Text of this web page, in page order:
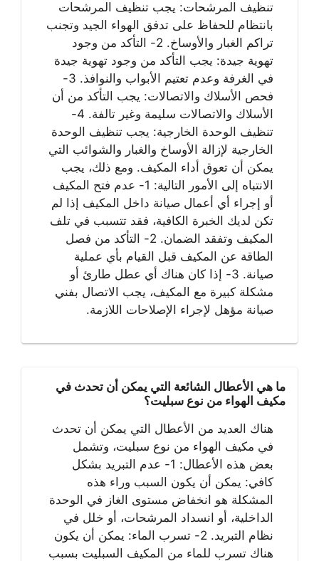
تنظيف المرشحات: يجب تنظيف المرشحات
بانتظام للحفاظ على تدفق الهواء الجيد وتجنب
تراكم الغبار والأوساخ. 2- التأكد من وجود
تهوية جيدة: يجب التأكد من وجود تهوية جيدة
في الغرفة وعدم تعتيم الأبواب والنوافذ. 3-
فحص الأسلاك والاتصالات: يجب التأكد من أن
الأسلاك والاتصالات سليمة وغير تالفة. 4-
تنظيف الوحدة الخارجية: يجب تنظيف الوحدة
الخارجية لإزالة الأوساخ والغبار والشوائب التي
يمكن أن تعوق أداء المكيف. ومع ذلك، يجب
الانتباه إلى الأمور التالية: 1- عدم فتح المكيف
أو إجراء أي أعمال صيانة داخل المكيف إذا لم
تكن لديك الخبرة الكافية، فقد تتسبب في تلف
المكيف وتفقد الضمان. 2- التأكد من فصل
الطاقة عن المكيف قبل القيام بأي عملية
صيانة. 3- إذا كان هناك أي عطل طارئ أو
مشكلة كبيرة مع المكيف، يجب الاتصال بفني
صيانة مؤهل لإجراء الإصلاحات اللازمة.
ما هي الأعطال الشائعة التي يمكن أن تحدث في
مكيف الهواء من نوع سبليت؟
هناك العديد من الأعطال التي يمكن أن تحدث
في مكيف الهواء من نوع سبليت، وتشمل
بعض هذه الأعطال: 1- عدم التبريد بشكل
كافي: يمكن أن يكون السبب وراء هذه
المشكلة هو انخفاض مستوى الغاز في الوحدة
الداخلية، أو انسداد المرشحات، أو خلل في
نظام التبريد. 2- تسرب الماء: يمكن أن يكون
هناك تسرب للماء من المكيف السبليت بسبب